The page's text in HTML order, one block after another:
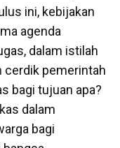
ini, kebijakan
agenda
dalam istilah
cerdik pemerintah
bagi tujuan apa?
dalam
bagi